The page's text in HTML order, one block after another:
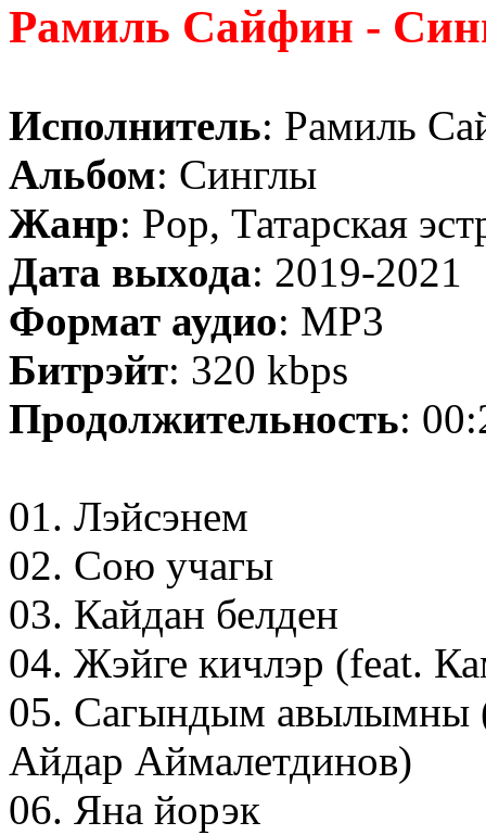
Рамиль Сайфин -
Исполнитель: Рамиль
Альбом: Синглы
Жанр: Pop, Татарская
Дата выхода: 2019-2021
Формат аудио: MP3
Битрэйт: 320 kbps
Продолжительность:
01. Лэйсэнем
02. Сою учагы
03. Кайдан белден
04. Жэйге кичлэр (feat.
05. Сагындым авылымны
Айдар Аймалетдинов)
06. Яна йорэк